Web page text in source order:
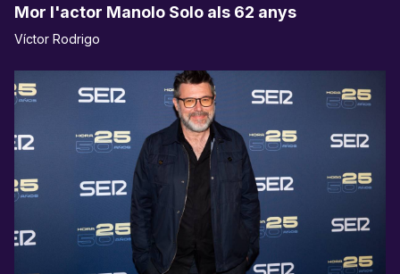
Mor l'actor Manolo Solo als 62 anys
Víctor Rodrigo